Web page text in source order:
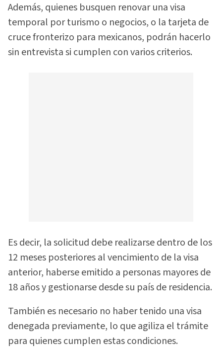
Además, quienes busquen renovar una visa
temporal por turismo o negocios, o la tarjeta de
cruce fronterizo para mexicanos, podrán hacerlo
sin entrevista si cumplen con varios criterios.
Es decir, la solicitud debe realizarse dentro de los
12 meses posteriores al vencimiento de la visa
anterior, haberse emitido a personas mayores de
18 años y gestionarse desde su país de residencia.
También es necesario no haber tenido una visa
denegada previamente, lo que agiliza el trámite
para quienes cumplen estas condiciones.